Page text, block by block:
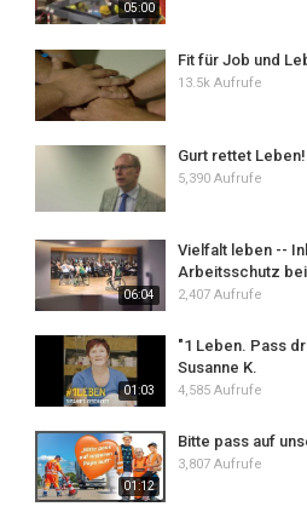
05:00
Fit für Job und
13.5k Aufrufe
Gurt rettet Leben!
5,390 Aufrufe
06:04
Vielfalt leben --
Arbeitsschutz bei
2,407 Aufrufe
01:03
"1 Leben. Pass
Susanne K.
4,585 Aufrufe
01:12
Bitte pass auf
3,807 Aufrufe